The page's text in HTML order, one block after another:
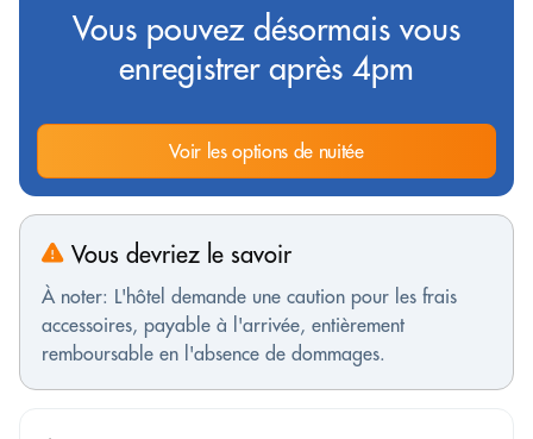
Vous pouvez désormais vous
enregistrer après 4pm
Voir les options de nuitée
Vous devriez le savoir
À noter: L'hôtel demande une caution pour les frais
accessoires, payable à l'arrivée, entièrement
remboursable en l'absence de dommages.